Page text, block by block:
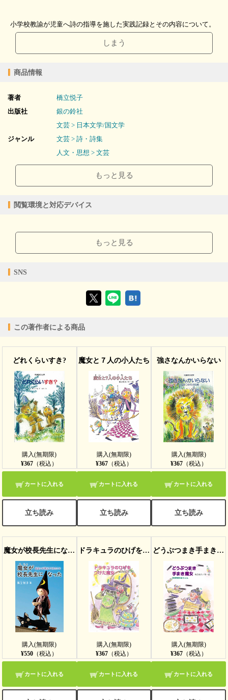
小学校教諭が児童へ詩の指導を施した実践記録とその内容について。
しまう
商品情報
著者
橋立悦子
出版社
銀の鈴社
ジャンル
文芸 > 日本文学/国文学
文芸 > 詩・詩集
人文・思想 > 文芸
販売開始日
2013/05/24
ファイル形式
epub
もっと見る
閲覧環境と対応デバイス
ブラウザビューア・PC版ConTenDoビューア・モバイルビューア
【対応デバイス】
【PC版ConTenDoビューア】
【モバイルビューア】
もっと見る
SNS
この著作者による商品
どれくらいすき?
購入(無期限)
¥367 （税込）
カートに入れる
立ち読み
魔女と７人の小人たち
購入(無期限)
¥367（税込）
カートに入れる
立ち読み
強さなんかいらない
購入(無期限)
¥367（税込）
カートに入れる
立ち読み
魔女が校長先生になった
購入(無期限)
¥550 （税込）
カートに入れる
ドラキュラのひげをつけた魔女
購入(無期限)
¥367（税込）
カートに入れる
どうぶつまき手まき魔女
購入(無期限)
¥367（税込）
カートに入れる